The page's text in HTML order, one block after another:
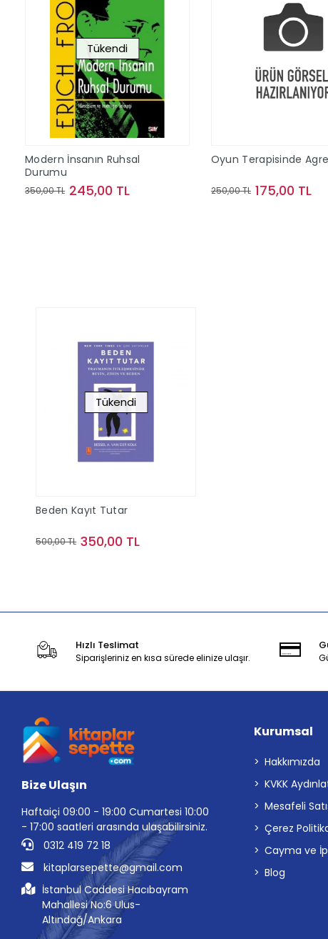
Tükendi
Modern İnsanın Ruhsal
Durumu
350,00 TL 245,00 TL
Oyun Terapisinde
250,00 TL 175,00 TL
Tükendi
Beden Kayıt Tutar
500,00 TL 350,00 TL
Hızlı Teslimat
Siparişleriniz en kısa sürede elinize ulaşır.
Bize Ulaşın
Haftaiçi 09:00 - 19:00 Cumartesi 10:00
- 17:00 saatleri arasında ulaşabilirsiniz.
0312 419 72 18
kitaplarsepette@gmail.com
İstanbul Caddesi Hacıbayram
Mahallesi No:6 Ulus-
Altındağ/Ankara
Kurumsal
Hakkımızda
KVKK
Mesafeli
Çerez
Cayma ve
Blog